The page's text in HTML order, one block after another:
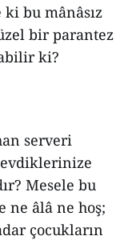
bu mânâsız
bir parantez
ki?
serveri
Mesele bu
ne âlâ ne hoş;
çocukların